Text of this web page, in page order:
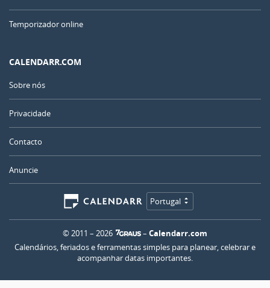
Temporizador online
CALENDARR.COM
Sobre nós
Privacidade
Contacto
Anuncie
Portugal
© 2011 – 2026 – Calendarr.com
Calendários, feriados e ferramentas simples para planear, celebrar e
acompanhar datas importantes.